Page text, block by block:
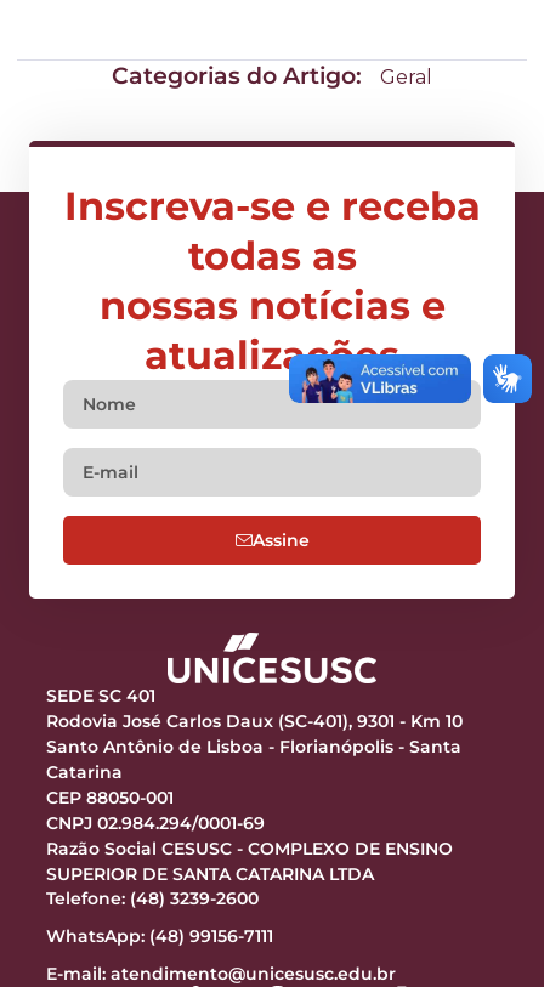
Categorias do Artigo: Geral
Inscreva-se e receba
todas as
nossas notícias e
atualizações
Assine
SEDE SC 401
Rodovia José Carlos Daux (SC-401), 9301 - Km 10
Santo Antônio de Lisboa - Florianópolis - Santa
Catarina
CEP 88050-001
CNPJ 02.984.294/0001-69
Razão Social CESUSC - COMPLEXO DE ENSINO
SUPERIOR DE SANTA CATARINA LTDA
Telefone: (48) 3239-2600
WhatsApp: (48) 99156-7111
E-mail: atendimento@unicesusc.edu.br